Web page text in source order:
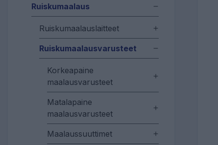
Ruiskumaalaus
Ruiskumaalauslaitteet
Ruiskumaalausvarusteet
Korkeapaine
maalausvarusteet
Matalapaine
maalausvarusteet
Maalaussuuttimet